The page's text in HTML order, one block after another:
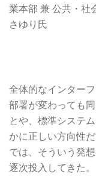
業本部 兼 公共・社
さゆり氏
全体的なインター
部署が変わっても
とや、標準システ
かに正しい方向性
では、そういう発
逐次投入してきた